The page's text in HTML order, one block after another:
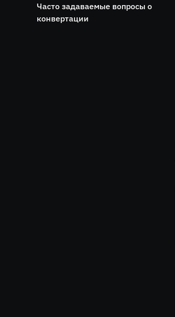
Часто задаваемые вопросы о
конвертации